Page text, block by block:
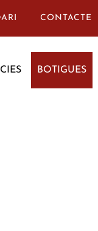
CONTACTE
BOTIGUES